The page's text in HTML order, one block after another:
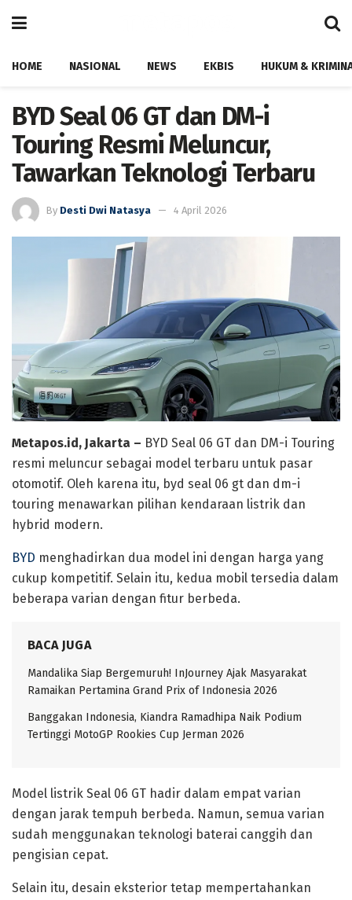
HOME NASIONAL NEWS EKBIS HUKUM &
BYD Seal 06 GT dan DM-i
Touring Resmi Meluncur,
Tawarkan Teknologi Terbaru
By Desti Dwi Natasya 4 April 2026
Metapos.id, Jakarta – BYD Seal 06 GT dan DM-i Touring
resmi meluncur sebagai model terbaru untuk pasar
otomotif. Oleh karena itu, byd seal 06 gt dan dm-i
touring menawarkan pilihan kendaraan listrik dan
hybrid modern.
BYD menghadirkan dua model ini dengan harga yang
cukup kompetitif. Selain itu, kedua mobil tersedia dalam
beberapa varian dengan fitur berbeda.
BACA JUGA
Mandalika Siap Bergemuruh! InJourney Ajak Masyarakat
Ramaikan Pertamina Grand Prix of Indonesia 2026
Banggakan Indonesia, Kiandra Ramadhipa Naik Podium
Tertinggi MotoGP Rookies Cup Jerman 2026
Model listrik Seal 06 GT hadir dalam empat varian
dengan jarak tempuh berbeda. Namun, semua varian
sudah menggunakan teknologi baterai canggih dan
pengisian cepat.
Selain itu, desain eksterior tetap mempertahankan